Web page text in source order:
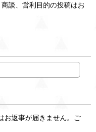
談、営利目的の投稿はお
お返事が届きません。ご